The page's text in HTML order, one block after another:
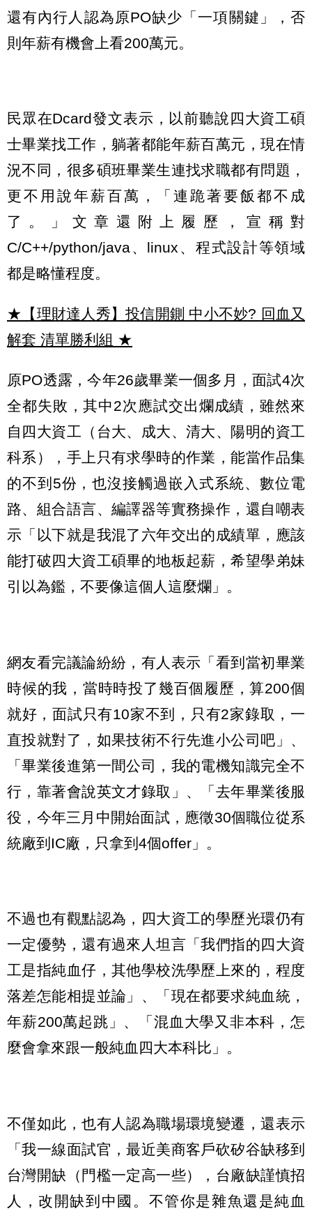
還有內行人認為原PO缺少「一項關鍵」，否
則年薪有機會上看200萬元。
民眾在Dcard發文表示，以前聽說四大資工碩
士畢業找工作，躺著都能年薪百萬元，現在情
況不同，很多碩班畢業生連找求職都有問題，
更不用說年薪百萬，「連跪著要飯都不成
了。」文章還附上履歷，宣稱對
C/C++/python/java、linux、程式設計等領域
都是略懂程度。
★【理財達人秀】投信開鍘 中小不妙? 回血又
解套 清單勝利組 ★
原PO透露，今年26歲畢業一個多月，面試4次
全都失敗，其中2次應試交出爛成績，雖然來
自四大資工（台大、成大、清大、陽明的資工
科系），手上只有求學時的作業，能當作品集
的不到5份，也沒接觸過嵌入式系統、數位電
路、組合語言、編譯器等實務操作，還自嘲表
示「以下就是我混了六年交出的成績單，應該
能打破四大資工碩畢的地板起薪，希望學弟妹
引以為鑑，不要像這個人這麼爛」。
網友看完議論紛紛，有人表示「看到當初畢業
時候的我，當時時投了幾百個履歷，算200個
就好，面試只有10家不到，只有2家錄取，一
直投就對了，如果技術不行先進小公司吧」、
「畢業後進第一間公司，我的電機知識完全不
行，靠著會說英文才錄取」、「去年畢業後服
役，今年三月中開始面試，應徵30個職位從系
統廠到IC廠，只拿到4個offer」。
不過也有觀點認為，四大資工的學歷光環仍有
一定優勢，還有過來人坦言「我們指的四大資
工是指純血仔，其他學校洗學歷上來的，程度
落差怎能相提並論」、「現在都要求純血統，
年薪200萬起跳」、「混血大學又非本科，怎
麼會拿來跟一般純血四大本科比」。
不僅如此，也有人認為職場環境變遷，還表示
「我一線面試官，最近美商客戶砍矽谷缺移到
台灣開缺（門檻一定高一些），台廠缺謹慎招
人，改開缺到中國。不管你是雜魚還是純血